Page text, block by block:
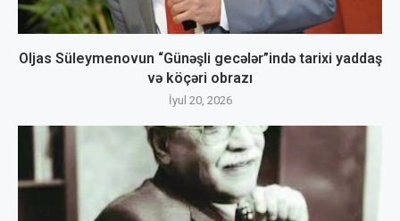
Oljas Süleymenovun “Günəşli gecələr”ində tarixi yaddaş
və köçəri obrazı
İyul 20, 2026